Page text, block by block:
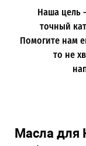
Наша цель
точный
Помогите нам
то не
Масла для